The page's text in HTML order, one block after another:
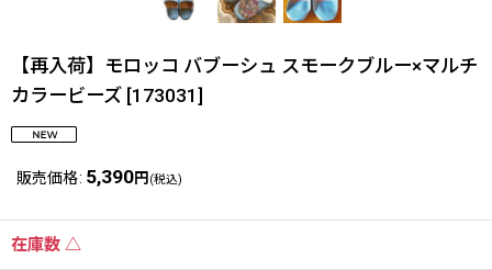
【再入荷】モロッコ バブーシュ スモークブルー×マルチ
カラービーズ [173031 ]
販売価格: 5,390円 (税込)
在庫数 △